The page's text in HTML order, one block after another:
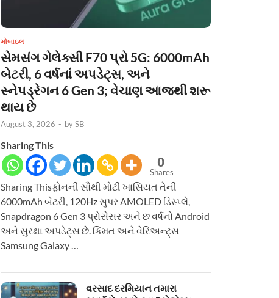
મોબાઇલ
સેમસંગ ગેલેક્સી F70 પ્રો 5G: 6000mAh
બેટરી, 6 વર્ષનાં અપડેટ્સ, અને
સ્નેપડ્રેગન 6 Gen 3; વેચાણ આજથી શરૂ
થાય છે
August 3, 2026 - bySB
Sharing This
0
Shares
Sharing Thisફોનની સૌથી મોટી ખાસિયત તેની
6000mAh બેટરી, 120Hz સુપર AMOLED ડિસ્પ્લે,
Snapdragon 6 Gen 3 પ્રોસેસર અને છ વર્ષનો Android
અને સુરક્ષા અપડેટ્સ છે. કિંમત અને વેરિઅન્ટ્સ
Samsung Galaxy …
વરસાદ દરમિયાન તમારા